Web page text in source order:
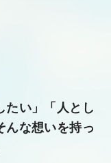
たい」「人とし
んな想いを持っ